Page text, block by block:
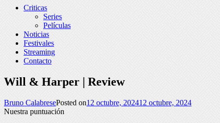
Criticas
Series
Películas
Noticias
Festivales
Streaming
Contacto
Will & Harper | Review
Bruno CalabresePosted on12 octubre, 202412 octubre, 2024
Nuestra puntuación